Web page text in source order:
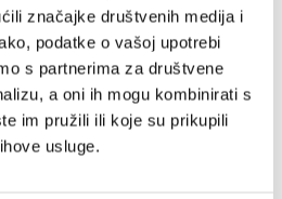
značajke društvenih medija i
podatke o vašoj upotrebi
s partnerima za društvene
a oni ih mogu kombinirati s
im pružili ili koje su prikupili
usluge.